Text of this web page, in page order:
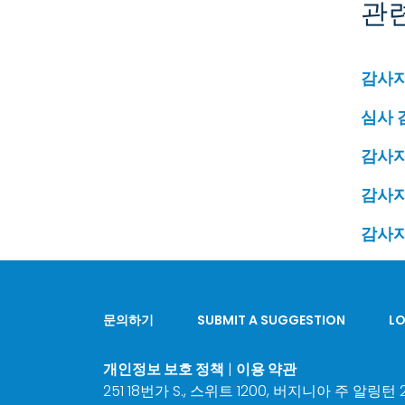
관
감사
심사
감사
감사
감사
문의하기 SUBMIT A SUGGESTION
개인정보 보호 정책 | 이용 약관
251 18번가 S., 스위트 1200, 버지니아 주 알링